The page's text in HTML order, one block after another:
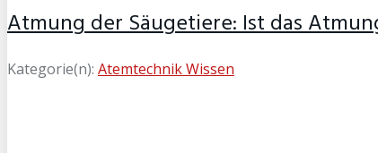
Atmung der Säugetiere: Ist das
Kategorie(n): Atemtechnik Wissen